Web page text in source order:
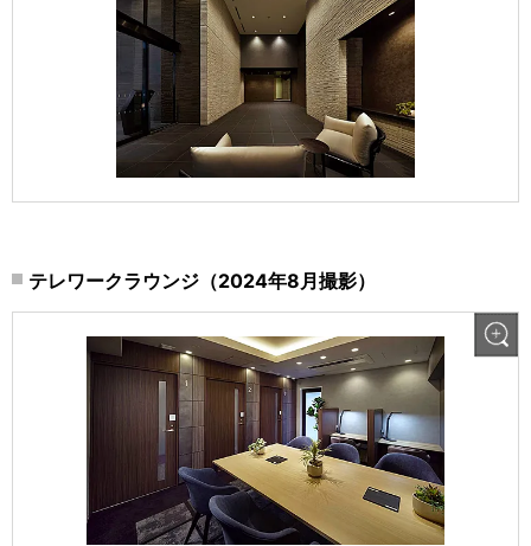
テレワークラウンジ（2024年8月撮影）